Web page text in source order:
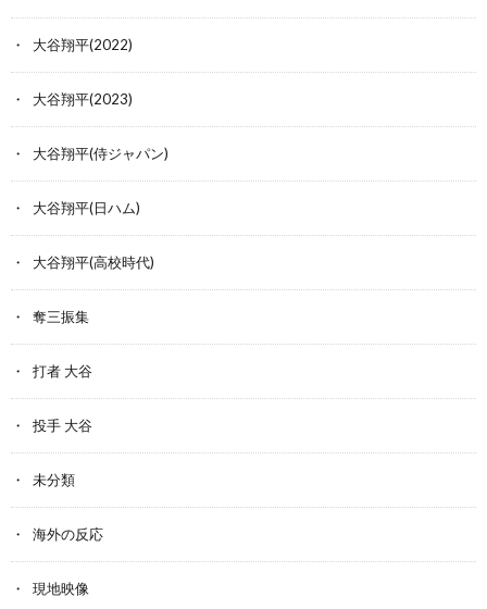
大谷翔平(2022)
大谷翔平(2023)
大谷翔平(侍ジャパン)
大谷翔平(日ハム)
大谷翔平(高校時代)
奪三振集
打者 大谷
投手 大谷
未分類
海外の反応
現地映像